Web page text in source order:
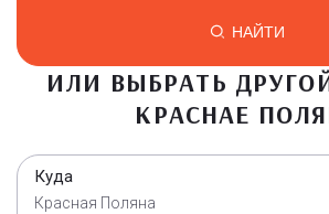
НАЙТИ
ИЛИ ВЫБРАТЬ
КРАСНАЕ
Куда
Красная Поляна